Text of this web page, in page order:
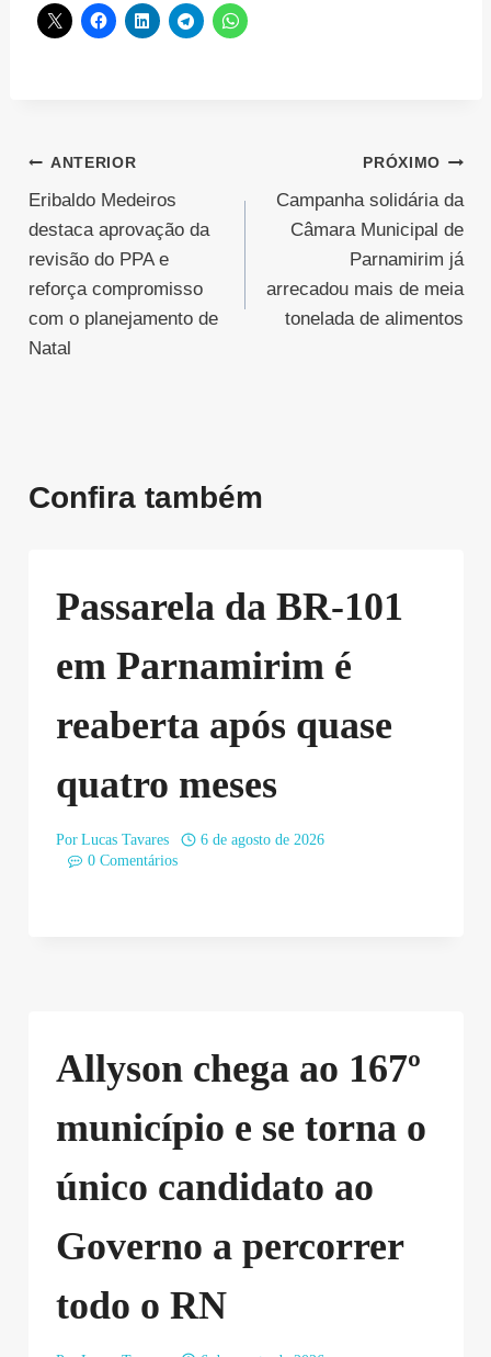
Navegação
de
Post
ANTERIOR
Eribaldo Medeiros
destaca aprovação da
revisão do PPA e
reforça compromisso
com o planejamento de
Natal
PRÓXIMO
Campanha solidária da
Câmara Municipal de
Parnamirim já
arrecadou mais de meia
tonelada de alimentos
Confira também
Passarela da BR-101
em Parnamirim é
reaberta após quase
quatro meses
Por Lucas Tavares
6 de agosto de 2026
0 Comentários
Allyson chega ao 167º
município e se torna o
único candidato ao
Governo a percorrer
todo o RN